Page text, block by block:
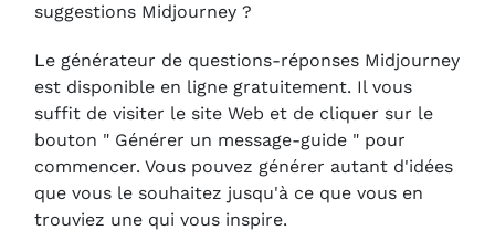
suggestions Midjourney ?
Le générateur de questions-réponses Midjourney
est disponible en ligne gratuitement. Il vous
suffit de visiter le site Web et de cliquer sur le
bouton " Générer un message-guide " pour
commencer. Vous pouvez générer autant d'idées
que vous le souhaitez jusqu'à ce que vous en
trouviez une qui vous inspire.